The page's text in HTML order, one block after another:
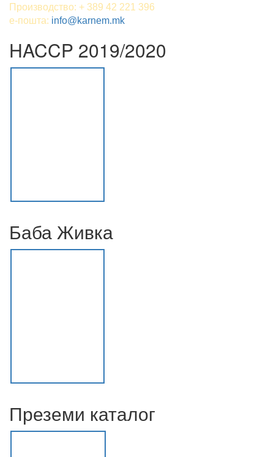
Производство: + 389 42 221 396
е-пошта: info@karnem.mk
HACCP 2019/2020
Баба Живка
Преземи каталог